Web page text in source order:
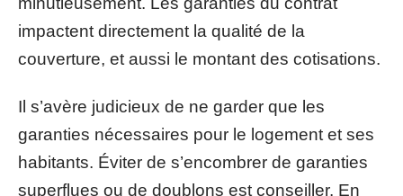
impactent directement la qualité de la
couverture, et aussi le montant des cotisations.
Il s’avère judicieux de ne garder que les
garanties nécessaires pour le logement et ses
habitants. Éviter de s’encombrer de garanties
superflues ou de doublons est conseiller. En